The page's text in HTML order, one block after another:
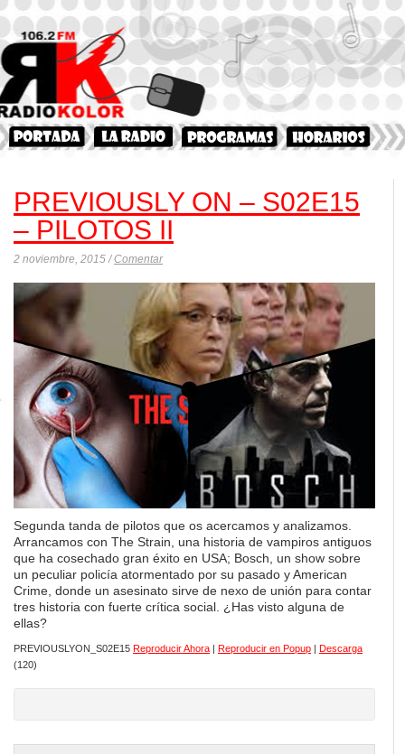
PREVIOUSLY ON – S02E15
– PILOTOS II
2 noviembre, 2015 /Comentar
Segunda tanda de pilotos que os acercamos y analizamos.
Arrancamos con The Strain, una historia de vampiros antiguos
que ha cosechado gran éxito en USA; Bosch, un show sobre
un peculiar policía atormentado por su pasado y American
Crime, donde un asesinato sirve de nexo de unión para contar
tres historia con fuerte crítica social. ¿Has visto alguna de
ellas?
PREVIOUSLYON_S02E15 Reproducir Ahora | Reproducir en Popup | Descarga
(120)